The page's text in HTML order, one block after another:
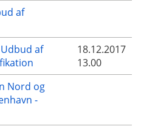
af
af
18.12.2017
13.00
Nord og
-